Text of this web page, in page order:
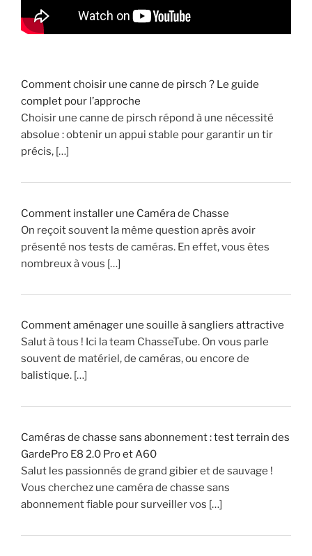
é
n
t
s
d
d
e
h
s
s
e
»
Comment choisir une canne de pirsch ? Le guide
complet pour l’approche
Choisir une canne de pirsch répond à une nécessité
absolue : obtenir un appui stable pour garantir un tir
précis, […]
Comment installer une Caméra de Chasse
On reçoit souvent la même question après avoir
présenté nos tests de caméras. En effet, vous êtes
nombreux à vous […]
Comment aménager une souille à sangliers attractive
Salut à tous ! Ici la team ChasseTube. On vous parle
souvent de matériel, de caméras, ou encore de
balistique. […]
Caméras de chasse sans abonnement : test terrain des
GardePro E8 2.0 Pro et A60
Salut les passionnés de grand gibier et de sauvage !
Vous cherchez une caméra de chasse sans
abonnement fiable pour surveiller vos […]